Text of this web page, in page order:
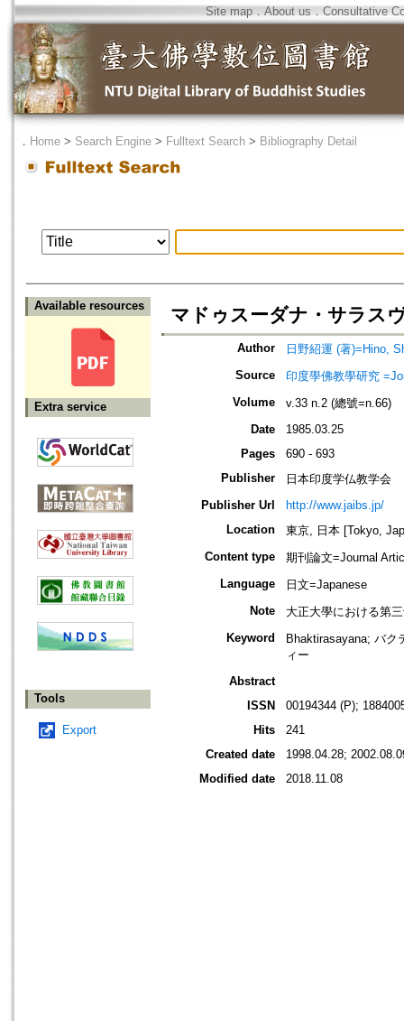
Site map．About us ． Consultative
． Home > Search Engine > Fulltext Search > Bibliography Detail
Available resources
Extra service
Tools
Export
マドゥスーダナ・サラス
Author
日野紹運 (著)=Hino,
Source
印度學佛教學研究
Volume
v.33 n.2 (總號=n.66)
Date
1985.03.25
Pages
690 - 693
Publisher
日本印度学仏教学会
Publisher Url
http://www.jaibs.jp/
Location
東京, 日本 [Tokyo,
Content type
期刊論文=Journal
Language
日文=Japanese
Note
大正大學における第
Keyword
Bhaktirasayana; バク
ィー
Abstract
ISSN
00194344 (P);
Hits
241
Created date
1998.04.28;
Modified date
2018.11.08